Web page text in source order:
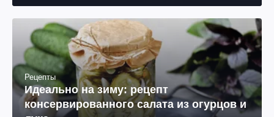
Рецепты
Идеально на зиму: рецепт
консервированного салата из огурцов и